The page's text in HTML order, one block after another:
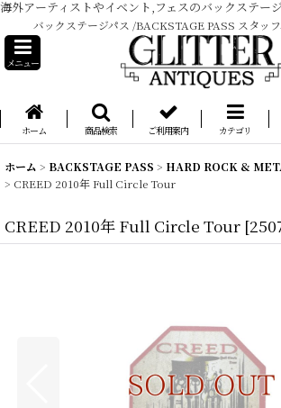
海外アーティストやイベント,フェスのバックステー
バックステージパス /BACKSTAGE PASS スタッ
メニュー
ホーム 商品検索 ご利用案内 カテゴリ
ホーム > BACKSTAGE PASS > HARD ROCK &
> CREED 2010年 Full Circle Tour
CREED 2010年 Full Circle Tour [